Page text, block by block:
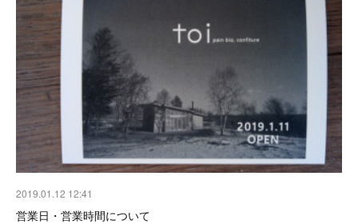
2019.01.12 12:41
営業日・営業時間について